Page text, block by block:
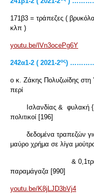
171β3 = τράπεζες (
κλπ )
youtu.be/lVn3ocePg6Y
242α1-2 ( 2021-2ος)
ο κ. Ζάκης Πολυζωίδης στη
περί
Ισλανδίας & φυλακή {
πολιτικοί [196]
δεδομένα τραπεζών για
μαύρο χρήμα σε λίγα
& 0,1τρις στα
παραμάγαζα [990]
youtu.be/K8jLJD3bVj4